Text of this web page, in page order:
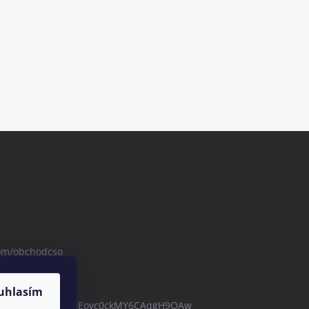
obchodcso
channel/UCBZjEovc0ckMY6CAqgH9OAw